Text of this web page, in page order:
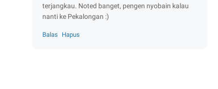
terjangkau. Noted banget, pengen nyobain kalau
nanti ke Pekalongan :)
Balas Hapus